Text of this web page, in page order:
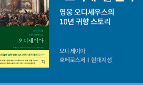
[a;effect] [2종 SET]
포토카드 2종 + 랜덤 멤버엽서